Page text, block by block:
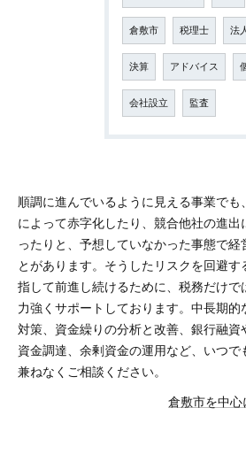
倉敷市 税理士 法人
決算 アドバイス
会社設立 監査
順調に進んでいるように見える事業で
によって赤字化したり、競合他社の進
ったりと、予想していなかった事態で
とがあります。そうしたリスクを回避
指して前進し続けるために、税務だけで
力強くサポートしております。中長期
対策、資金繰りの分析と改善、銀行融資
資金調達、余剰資金の運用など、いつ
兼ねなくご相談ください。
倉敷市を中